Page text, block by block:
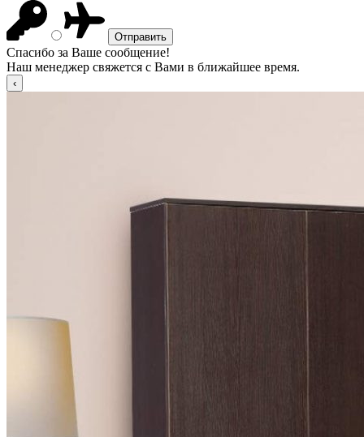
Спасибо за Ваше сообщение!
Наш менеджер свяжется с Вами в ближайшее время.